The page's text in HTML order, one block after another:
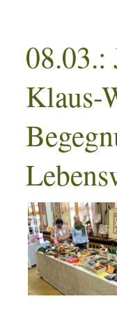
08.03.:
Klaus-